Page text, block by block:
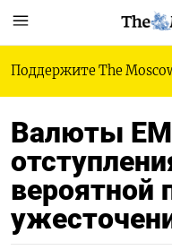
Поддержите The
Валюты ЕМ
вероятной